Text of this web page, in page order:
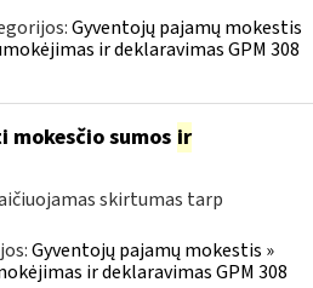
Gyventojų pajamų mokestis
ir deklaravimas GPM 308
sumos ir
skirtumas tarp
Gyventojų pajamų mokestis »
ir deklaravimas GPM 308